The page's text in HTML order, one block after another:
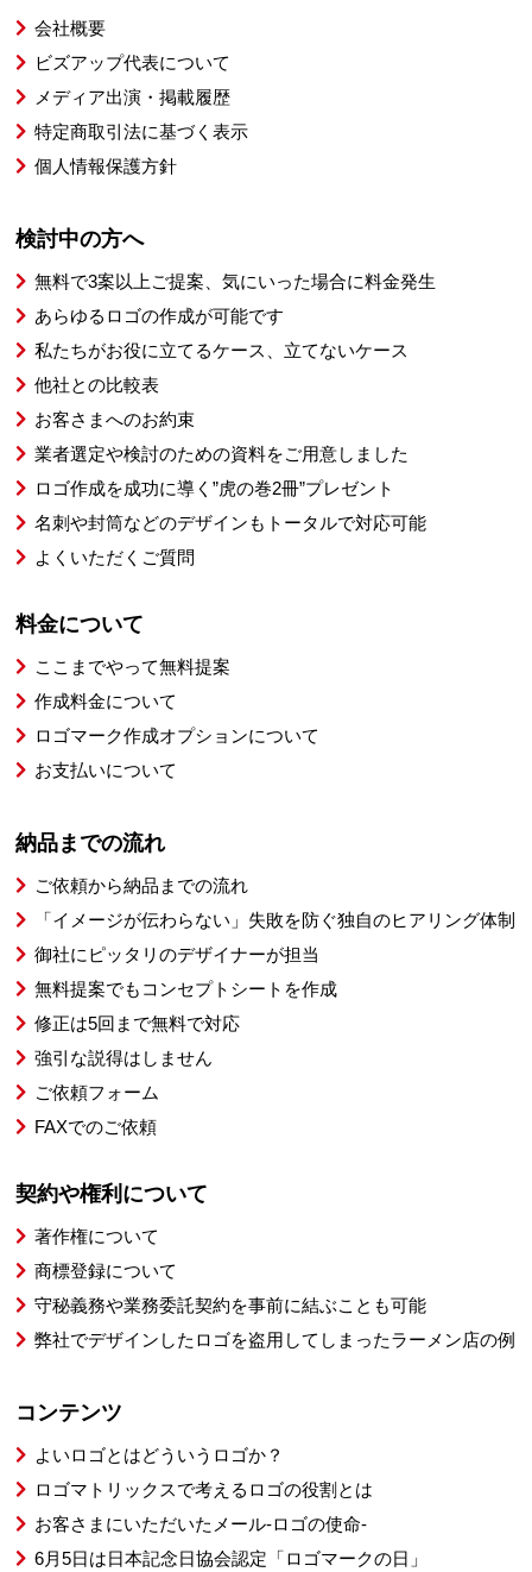
会社概要
ビズアップ代表について
メディア出演・掲載履歴
特定商取引法に基づく表示
個人情報保護方針
検討中の方へ
無料で3案以上ご提案、気にいった場合に料金発生
あらゆるロゴの作成が可能です
私たちがお役に立てるケース、立てないケース
他社との比較表
お客さまへのお約束
業者選定や検討のための資料をご用意しました
ロゴ作成を成功に導く”虎の巻2冊”プレゼント
名刺や封筒などのデザインもトータルで対応可能
よくいただくご質問
料金について
ここまでやって無料提案
作成料金について
ロゴマーク作成オプションについて
お支払いについて
納品までの流れ
ご依頼から納品までの流れ
「イメージが伝わらない」失敗を防ぐ独自のヒアリング体制
御社にピッタリのデザイナーが担当
無料提案でもコンセプトシートを作成
修正は5回まで無料で対応
強引な説得はしません
ご依頼フォーム
FAXでのご依頼
契約や権利について
著作権について
商標登録について
守秘義務や業務委託契約を事前に結ぶことも可能
弊社でデザインしたロゴを盗用してしまったラーメン店の例
コンテンツ
よいロゴとはどういうロゴか？
ロゴマトリックスで考えるロゴの役割とは
お客さまにいただいたメール-ロゴの使命-
6月5日は日本記念日協会認定「ロゴマークの日」